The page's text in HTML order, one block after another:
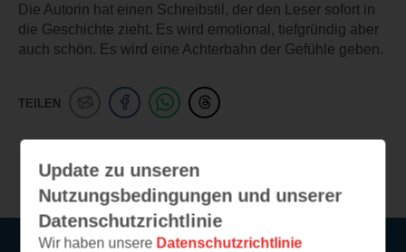
Die Autorin hat einen Schreibstil, der den Leser sofort in
die Geschichte zieht. Es wird emotional, tiefgründig aber
auch schön. Es wird eine Achterbahn der Gefühle geben.
TEILEN
Update zu unseren
Nutzungsbedingungen und unserer
Datenschutzrichtlinie
Wir haben unsere Datenschutzrichtlinie